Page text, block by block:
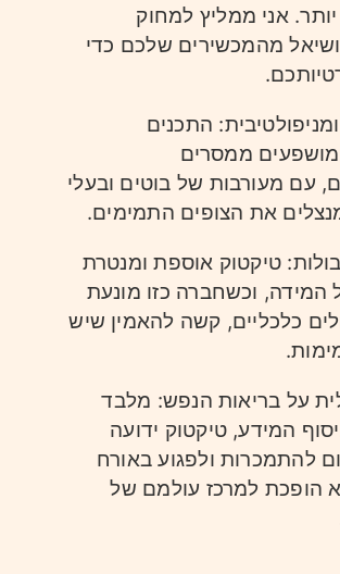
אני ממליץ למחוק
מהמכשירים שלכם כדי
התכנים
ממסרים
עם מעורבות של בוטים ובעלי
את הצופים התמימים.
טיקטוק אוספת ומנטרת
וכשחברה כזו מונעת
כלכליים, קשה להאמין שיש
על בריאות הנפש: מלבד
המידע, טיקטוק ידועה
להתמכרות ולפגוע באורח
הופכת למרכז עולמם של